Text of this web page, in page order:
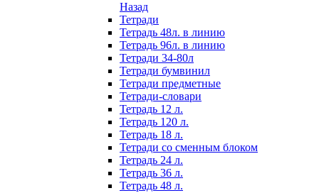
Назад
Тетради
Тетрадь 48л. в линию
Тетрадь 96л. в линию
Тетради 34-80л
Тетради бумвинил
Тетради предметные
Тетради-словари
Тетрадь 12 л.
Тетрадь 120 л.
Тетрадь 18 л.
Тетради со сменным блоком
Тетрадь 24 л.
Тетрадь 36 л.
Тетрадь 48 л.